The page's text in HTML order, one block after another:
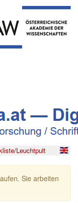
Leuchtpult
Sie arbeiten